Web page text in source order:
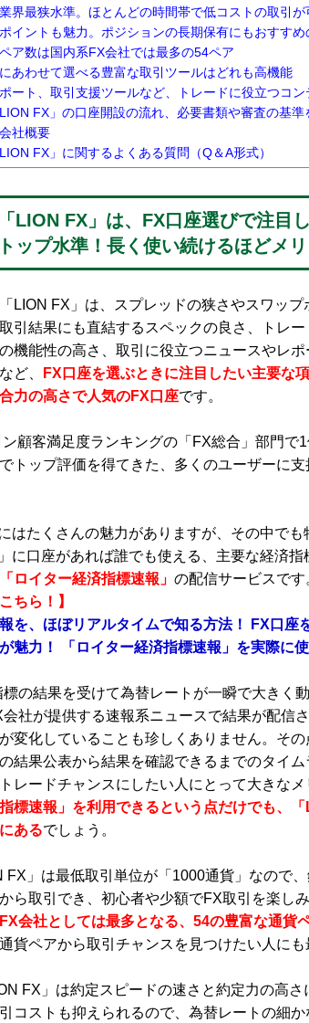
界最狭水準。ほとんどの時間帯で低コストの取引が
イントも魅力。ポジションの長期保有にもおすすめ
ア数は国内系FX会社では最多の54ペア
あわせて選べる豊富な取引ツールはどれも高機能
ート、取引支援ツールなど、トレードに役立つコン
FX」の口座開設の流れ、必要書類や審査の基準
社概要
FX」に関するよくある質問（Q＆A形式）
LION FX」は、FX口座選びで注目
ップ水準！長く使い続けるほどメリ
LION FX」は、スプレッドの狭さやスワップ
引結果にも直結するスペックの良さ、トレ
機能性の高さ、取引に役立つニュースやレ
ど、
FX口座を選ぶときに注目したい主要な
力の高さで人気のFX口座です。
顧客満足度ランキングの「FX総合」部門で
トップ評価を得てきた、多くのユーザーに
はたくさんの魅力がありますが、その中でも
に口座があれば誰でも使える、主要な経済指
「ロイター経済指標速報」 の配信サービスです
ちら！】
を、ほぼリアルタイムで知る方法！ FX口座
魅力！ 「ロイター経済指標速報」を実際に使
の結果を受けて為替レートが一瞬で大きく
社が提供する速報系ニュースで結果が配信
変化していることも珍しくありません。そ
結果公表から結果を確認できるまでのタイム
レードチャンスにしたい人にとって大きな
指標速報」を利用できるという点だけでも、
あるでしょう。
」は最低取引単位が「1000通貨」なので
ら取引でき、初心者や少額でFX取引を楽し
会社としては最多となる、54の豊富な通貨
貨ペアから取引チャンスを見つけたい人にも
FX」は約定スピードの速さと約定力の高さ
コストも抑えられるので、為替レートの細